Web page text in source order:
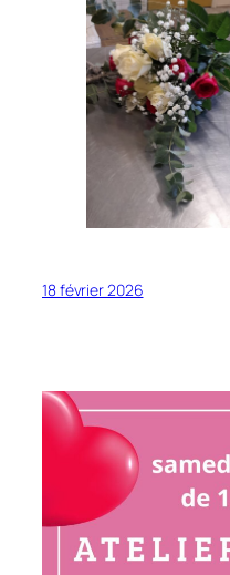
18 février 2026